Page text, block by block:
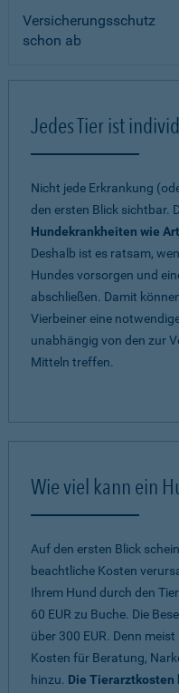
Versicherungsschutz
schon ab
Jedes Tier ist
Nicht jede Erkrankung
den ersten Blick sichtbar.
Hundekrankheiten wie
Deshalb ist es ratsam,
Hundes vorsorgen und
abschließen. Damit
Vierbeiner eine
unabhängig von den zur
Mitteln treffen.
Wie viel kann ein
Auf den ersten Blick
beachtliche Kosten
Ihrem Hund durch den
60 EUR zu Buche. Die
über 300 EUR. Denn
Kosten für Beratung,
hinzu. Die Tierarztkosten